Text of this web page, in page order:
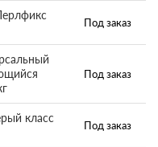
Под заказ
Под заказ
класс
Под заказ